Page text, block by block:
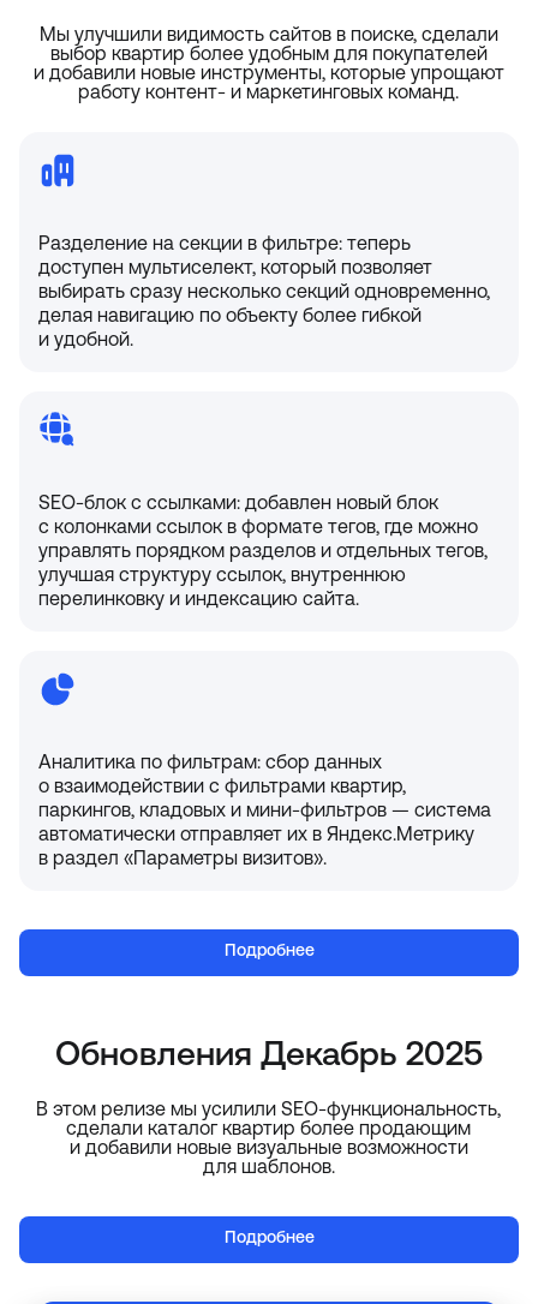
Мы улучшили видимость сайтов в поиске, сделали
выбор квартир более удобным для покупателей
и добавили новые инструменты, которые упрощают
работу контент- и маркетинговых команд.
Разделение на секции в фильтре: теперь
доступен мультиселект, который позволяет
выбирать сразу несколько секций одновременно,
делая навигацию по объекту более гибкой
и удобной.
SEO-блок с ссылками: добавлен новый блок
с колонками ссылок в формате тегов, где можно
управлять порядком разделов и отдельных тегов,
улучшая структуру ссылок, внутреннюю
перелинковку и индексацию сайта.
Аналитика по фильтрам: сбор данных
о взаимодействии с фильтрами квартир,
паркингов, кладовых и мини-фильтров — система
автоматически отправляет их в Яндекс.Метрику
в раздел «Параметры визитов».
Подробнее
Обновления Декабрь 2025
В этом релизе мы усилили SEO-функциональность,
сделали каталог квартир более продающим
и добавили новые визуальные возможности
для шаблонов.
Подробнее